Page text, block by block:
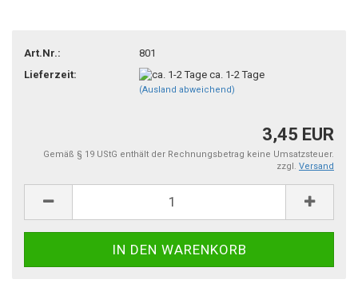
Art.Nr.:
801
Lieferzeit:
ca. 1-2 Tage
(Ausland abweichend)
3,45 EUR
Gemäß § 19 UStG enthält der Rechnungsbetrag keine Umsatzsteuer.
zzgl. Versand